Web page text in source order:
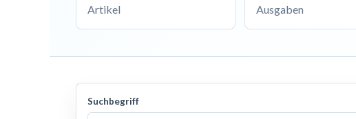
Artikel Ausgaben
Suchbegriff